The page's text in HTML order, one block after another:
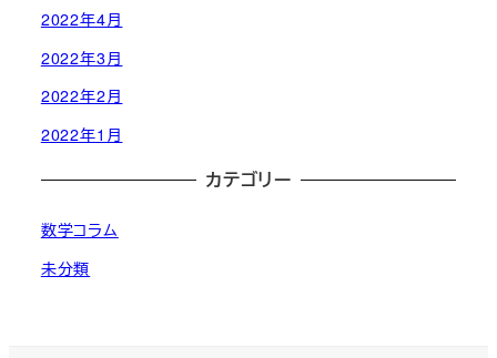
2022年4月
2022年3月
2022年2月
2022年1月
カテゴリー
数学コラム
未分類